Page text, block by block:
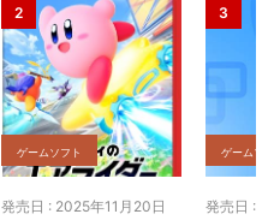
ゲームソフト
発売日 : 2025年11月20日
ゲームソ
発売日 :